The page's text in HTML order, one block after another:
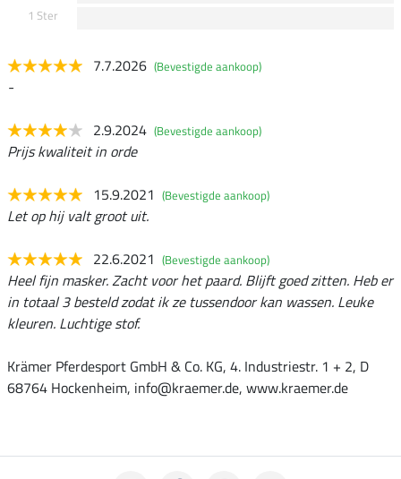
1 Ster
7.7.2026 (Bevestigde aankoop)
-
2.9.2024 (Bevestigde aankoop)
Prijs kwaliteit in orde
15.9.2021 (Bevestigde aankoop)
Let op hij valt groot uit.
22.6.2021 (Bevestigde aankoop)
Heel fijn masker. Zacht voor het paard. Blijft goed zitten. Heb er
in totaal 3 besteld zodat ik ze tussendoor kan wassen. Leuke
kleuren. Luchtige stof.
Krämer Pferdesport GmbH & Co. KG, 4. Industriestr. 1 + 2, D
68764 Hockenheim, info@kraemer.de, www.kraemer.de